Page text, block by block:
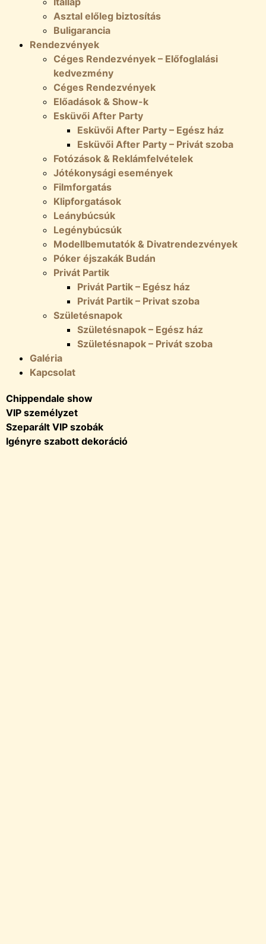
Asztal előleg biztosítás
Buligarancia
Rendezvények
Céges Rendezvények – Előfoglalási
kedvezmény
Céges Rendezvények
Előadások & Show-k
Esküvői After Party
Esküvői After Party – Egész ház
Esküvői After Party – Privát szoba
Fotózások & Reklámfelvételek
Jótékonysági események
Filmforgatás
Klipforgatások
Leánybúcsúk
Legénybúcsúk
Modellbemutatók & Divatrendezvények
Póker éjszakák Budán
Privát Partik
Privát Partik – Egész ház
Privát Partik – Privat szoba
Születésnapok
Születésnapok – Egész ház
Születésnapok – Privát szoba
Galéria
Kapcsolat
Chippendale show
VIP személyzet
Szeparált VIP szobák
Igényre szabott dekoráció